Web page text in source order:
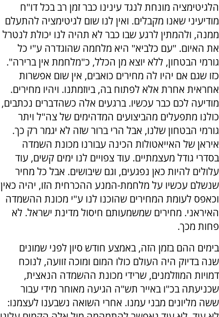
הלגיטימציה מונחת לנגד עינינו כבר זמן רב בכל דו"ח
מודיעיני שאנו מקבלים. ואין לנו שום לגיטימציה להתעלם
ממנה, ולהמתין לרגע שבו כבר לא תהיה לנו יכולת לנטרל
את האיום. "עם כלביא" היא מלחמה שהוגדרה ע"י כל
גורמי הבטחון, ללא יוצא מן הכלל, כ"מלחמת אין ברירה".
כזו שגם אם יהיו לה מחירים כואבים, אין שום אפשרות
אחראית אחרת אלא לפתוח בה, ביוזמתנו. ויהיו מחירים.
מודיעה לכם כבר עכשיו. ברגעים אלה כשהדברים נכתבים,
כולנו מתפעלים מהביצועים המדהימים של צה"ל ויתר
גורמי הבטחון שלנו, אבל הרי ברור שזה לא יגמר רק כך.
איראן של האייאטולות הכינה עבורנו מכונת השמדה
בסדרי גודל מעצמתיים. עוד צפויים לנו ימים קשים, עוד
עלולים להיות כאן נפגעים, וגם שיבושים. אבל כל מחיר
שנשלם עכשיו על מלחמת-המנע ההכרחית הזו, יהיה כאין
וכאפס לעומת המחירים שהוכנו לנו ע"י מכונת ההשמדה
האיראני. מחירים שמשמעותם חיסול מדינת ישראל. לא
פחות מכך.
בימים ההם בזמן הזה, באמצע חודש סיון לפני שמונים
שנה בדיוק היה העולם כולו המום ומוכה זוועה, לנוכח
דמויות המוזלמנים, שרידי מכונת ההשמדה הנאצית,
שכניעתה בכ"ו באייר תש"ה הגיעה מאוחר מידי עבור
ששה מליונים מבני עמנו. אחרי השואה נשבענו לעצמנו: